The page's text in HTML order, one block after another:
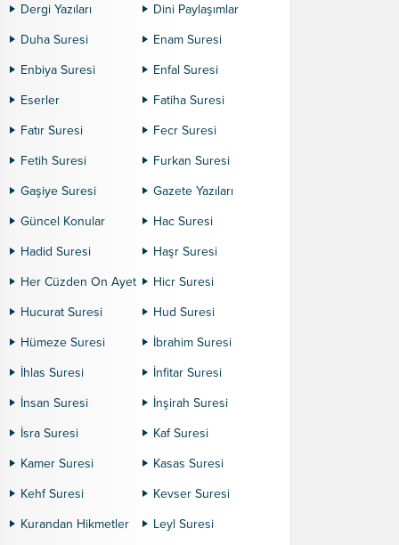
Dergi Yazıları
Dini Paylaşımlar
Duha Suresi
Enam Suresi
Enbiya Suresi
Enfal Suresi
Eserler
Fatiha Suresi
Fatır Suresi
Fecr Suresi
Fetih Suresi
Furkan Suresi
Gaşiye Suresi
Gazete Yazıları
Güncel Konular
Hac Suresi
Hadid Suresi
Haşr Suresi
Her Cüzden On Ayet
Hicr Suresi
Hucurat Suresi
Hud Suresi
Hümeze Suresi
İbrahim Suresi
İhlas Suresi
İnfitar Suresi
İnsan Suresi
İnşirah Suresi
İsra Suresi
Kaf Suresi
Kamer Suresi
Kasas Suresi
Kehf Suresi
Kevser Suresi
Kurandan Hikmetler
Leyl Suresi